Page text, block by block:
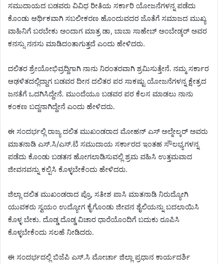
ಸಮುದಾಯದ ಬಡವರು ವಿವಿಧ ರೀತಿಯ ಸರ್ಕಾರಿ ಯೋಜನೆಗಳನ್ನ ಪಡೆದು
ಕೊಂಡು ಆರ್ಥಿಕವಾಗಿ ಸಬಲೀಕರಣ ಹೊಂದುವದರ ಜೊತೆಗೆ ಸಮಾಜದ ಮುಖ್ಯ
ವಾಹಿನಿಗೆ ಬರಬೇಕು ಅಂದಾಗ ಮಾತ್ರ ಡಾ, ಬಾಬಾ ಸಾಹೇಬ್ ಅಂಬೇಡ್ಕರ್ ಅವರ
ಕನಸ್ಸು ನನಸು ಮಾಡಿದಂತಾಗುತ್ತದೆ ಎಂದು ಹೇಳಿದರು.
ದಲಿತರ ಶ್ರೇಯೋಭಿವ್ರದ್ದಿಗಾಗಿ ನಾನು ನಿರಂತರವಾಗಿ ಶ್ರಮಿಸುತ್ತೇನೆ. ನಮ್ಮ ಸರ್ಕಾರ
ಆಢಳಿತದಲ್ಲಿದ್ದಾಗ ಬಡವರ ದೀನ ದಲಿತರ ಪರ ಸಾಕಷ್ಟು ಯೋಜನೆಗಳನ್ನ ಕ್ಷೇತ್ರದ
ಜನತೆಗೆ ಒದಗಿಸಿದ್ದೇನೆ. ಮುಂದೆಯೂ ಬಡವರ ಪರ ಕೆಲಸ ಮಾಡಲು ನಾನು
ಕಂಕಣ ಬದ್ದನಾಗಿದ್ದೇನೆ ಎಂದು ಹೇಳಿದರು.
ಈ ಸಂದರ್ಭಲ್ಲಿ ರಾಜ್ಯ ದಲಿತ ಮುಖಂಡರಾದ ಮೋಹನ್ ಎಸ್ ಅಲ್ಮೇಲ್ಕರ್ ಅವರು
ಮಾತನಾಡಿ ಎಸ್‌.ಸಿ/ಎಸ್.ಟಿ ಸಮುದಾಯ ಸರ್ಕಾರದ ಇಂತಹ ಸೌಲಭ್ಯಗಳನ್ನ
ಪಡೆದು ಕೊಂಡು ಬಡತನ ಹೋಗಲಾಡಿಸುವಲ್ಲಿ ಶ್ರಮ ವಹಿಸಿ ಉತ್ತಮವಾದ
ಜೀವನವನ್ನು ಕಲ್ಪಿಸಿ ಕೊಳ್ಳಬೇಕೆಂದು ಹೇಳಿದರು.
ಜಿಲ್ಲಾ ದಲಿತ ಮುಖಂಡರಾದ ಪ್ರೊ, ಸತೀಶ ಪಾಸಿ ಮಾತನಾಡಿ ನಿರುದ್ಯೋಗಿ
ಯುವಕರು ಸ್ವಯಂ ಉದ್ಯೋಗ ಕೈಗೊಂಡು ಜೀವನ ಶೈಲಿಯನ್ನು ಬದಲಾಯಿಸಿ
ಕೊಳ್ಳ ಬೇಕು. ದೊಡ್ಡ ದೊಡ್ಡ ವಿಚಾರ ಧಾರೆಯೊಂದಿಗೆ ಬದುಕು ರೂಪಿಸಿ
ಕೊಳ್ಳಬೇಕೆಂದು ಸಲಹೆ ನೀಡಿದರು.
ಈ ಸಂದರ್ಭದಲ್ಲಿ ಬಿಜೆಪಿ ಎಸ್‌.ಸಿ ಮೋರ್ಚಾ ಜಿಲ್ಲಾ ಪ್ರಧಾನ ಕಾರ್ಯದರ್ಶಿ